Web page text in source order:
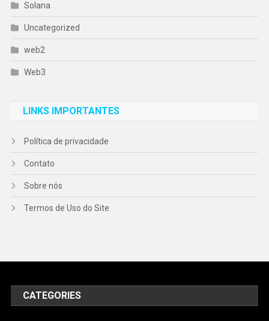
Solana
Uncategorized
web2
Web3
LINKS IMPORTANTES
Política de privacidade
Contato
Sobre nós
Termos de Uso do Site
CATEGORIES